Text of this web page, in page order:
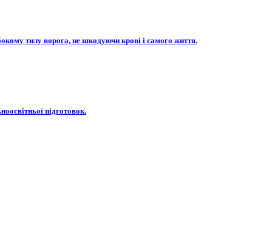
тилу ворога, не шкодуючи крові і самого життя.
підготовок.